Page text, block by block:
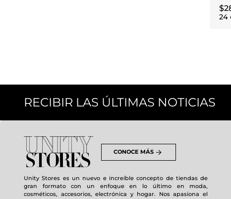
$
24
RECIBIR LAS ÚLTIMAS NOTICIAS
CONOCE MÁS
Unity Stores es un nuevo e increíble concepto de tiendas de
gran formato con un enfoque en lo último en moda,
cosméticos, accesorios, electrónica y hogar. Nos apasiona el